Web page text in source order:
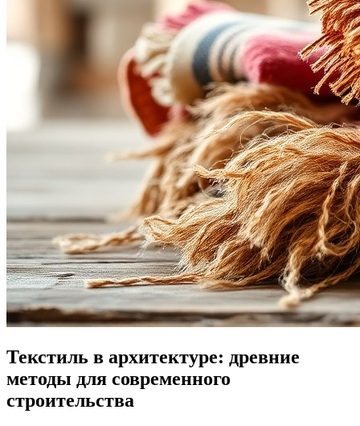
Текстиль в архитектуре: древние
методы для современного
строительства